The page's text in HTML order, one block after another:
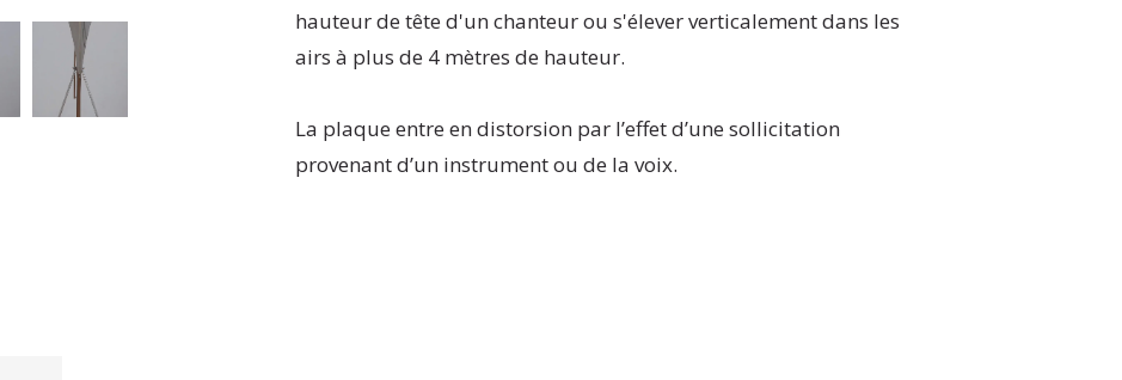
hauteur de tête d'un chanteur ou s'élever verticalement dans les
airs à plus de 4 mètres de hauteur.
La plaque entre en distorsion par l’effet d’une sollicitation
provenant d’un instrument ou de la voix.